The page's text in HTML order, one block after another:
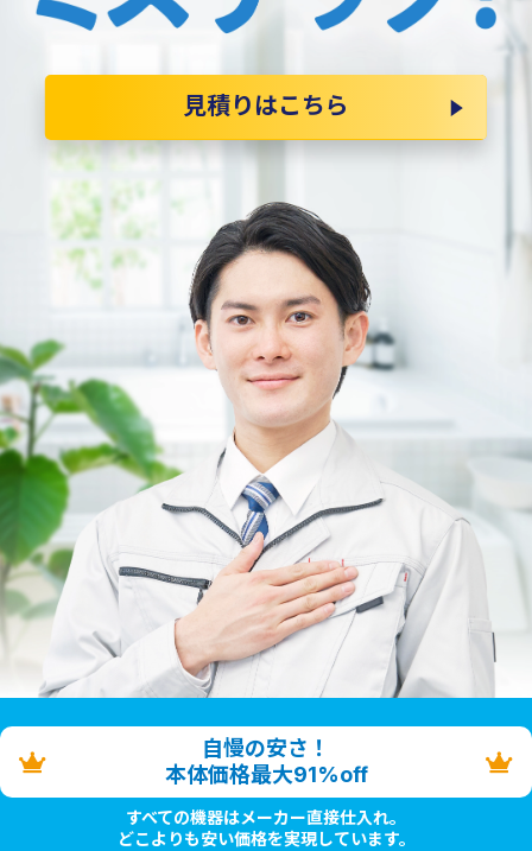
見積りはこちら
自慢の安さ！
本体価格最大91%off
すべての機器はメーカー直接仕入れ。
どこよりも安い価格を実現しています。